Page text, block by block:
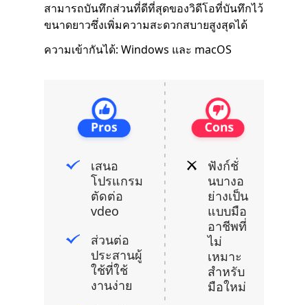
สามารถบันทึกส่วนที่ดีที่สุดของวิดีโอที่บันทึกไว้
ขนาดยาวซึ่งเพิ่มความสะดวกสบายสูงสุดได้
ความเข้ากันได้: Windows และ macOS
เสนอ
โปรแกรม
ตัดต่อ
vdeo
ส่วนต่อ
ประสานผู้
ใช้ที่ใช้
งานง่าย
ฟังก์ชั่
นบางอ
ย่างเป็น
แบบมือ
อาชีพที่
ไม่
เหมาะ
สำหรับ
มือใหม่